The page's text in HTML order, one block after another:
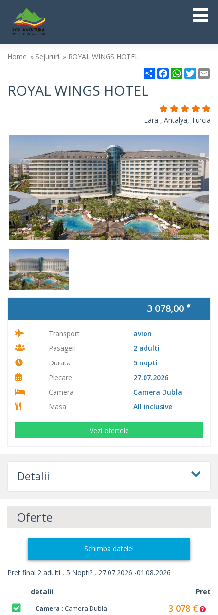
Home Sejururi ROYAL WINGS HOTEL
Partajare
Facebook
ROYAL WINGS HOTEL
Lara , Antalya, Turcia
3 078,00 €
Transport
avion
Pasageri
2 adulti
Durata
5 nopti
Plecare
27.07.2026
Camera
Camera Dubla
Masa
All inclusive
Vezi ofertele
Detalii
Oferte
Schimba datele!
Pret final 2 adulti , 5 Nopti? , 27.07.2026 -01.08.2026
detalii Pret
Camera : Camera Dubla
3 078 €